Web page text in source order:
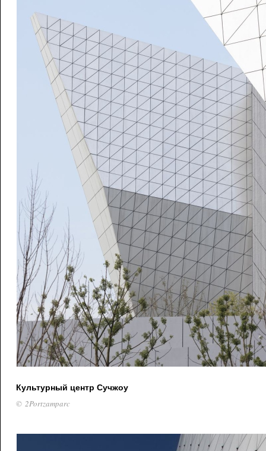
Культурный центр Сучжоу
© 2Portzamparc